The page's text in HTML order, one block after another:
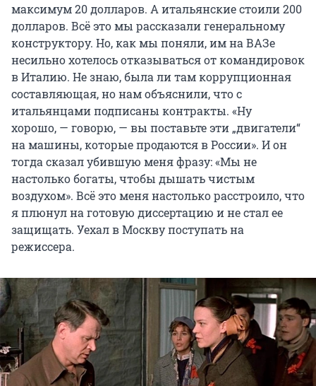
максимум 20 долларов. А итальянские стоили 200
долларов. Всё это мы рассказали генеральному
конструктору. Но, как мы поняли, им на ВАЗе
несильно хотелось отказываться от командировок
в Италию. Не знаю, была ли там коррупционная
составляющая, но нам объяснили, что с
итальянцами подписаны контракты. «Ну
хорошо, — говорю, — вы поставьте эти „двигатели“
на машины, которые продаются в России». И он
тогда сказал убившую меня фразу: «Мы не
настолько богаты, чтобы дышать чистым
воздухом». Всё это меня настолько расстроило, что
я плюнул на готовую диссертацию и не стал ее
защищать. Уехал в Москву поступать на
режиссера.